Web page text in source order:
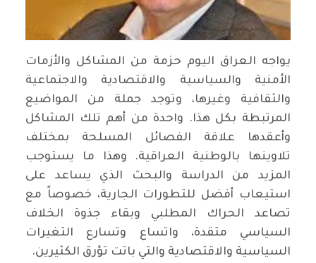
يواجه العراق اليوم حزمة من المشاكل والأزمات
الأمنية والسياسية والاقتصادية والاجتماعية
والثقافية وغيرها، وتوجد جملة من المواضيع
المرتبطة بكل هذا. واحدة من أهم تلك المشاكل
وأعقدها علاقة الفصائل المسلحة بمختلف
تلاوينها بالوطنية العراقية. وهذا ما يستوجب
المزيد من الدراسة والبحث الذي يساعد على
استيعاب أفضل للتطورات الجارية، خصوصاً مع
تصاعد الحراك المطلبي وبقاء جذوة الخلاف
السياسي متقدة، واتساع وتسارع التغيرات
السياسية والاقتصادية والتي باتت تؤرق الكثيرين.